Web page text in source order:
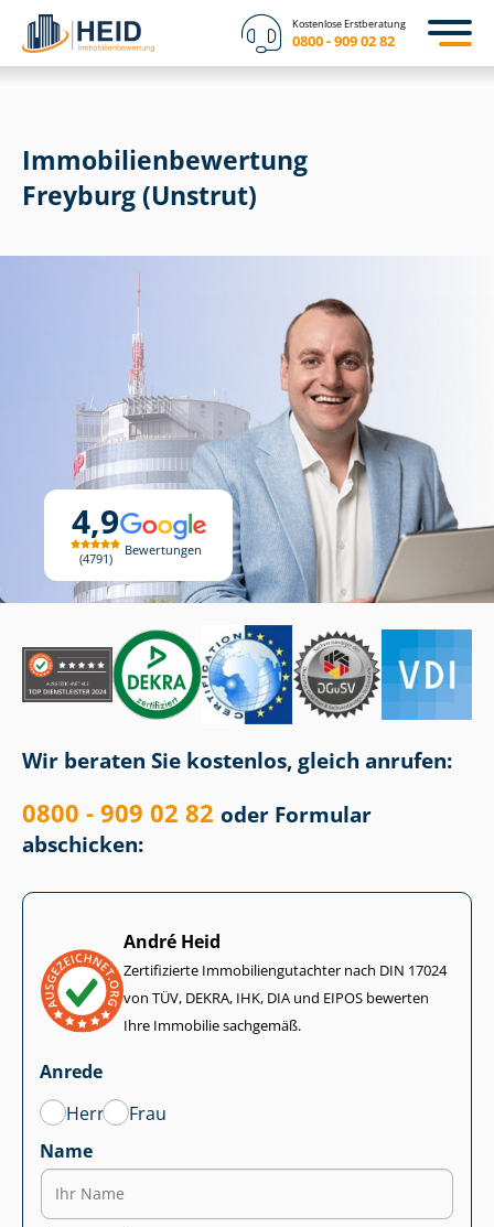
Kostenlose Erstberatung
0800 - 909 02 82
4,9
4791
Bewertungen
Immobilien­bewertung
Freyburg (Unstrut)
Wir beraten Sie kostenlos, gleich anrufen:
0800 - 909 02 82 oder Formular
abschicken:
André Heid
Zertifizierte Im­mo­bi­li­en­gut­ach­ter nach DIN 17024
von TÜV, DEKRA, IHK, DIA und EIPOS bewerten
Ihre Immobilie sachgemäß.
Anrede
Herr
Frau
Name